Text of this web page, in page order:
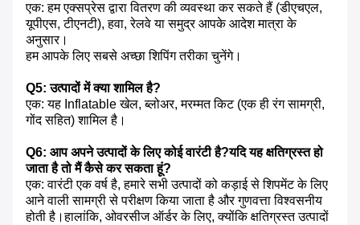
एक: हम एक्सप्रेस द्वारा वितरण की व्यवस्था कर सकते हैं (डीएचएल,
यूपीएस, टीएनटी), हवा, रेलवे या समुद्र आपके आदेश मात्रा के
अनुसार।
हम आपके लिए सबसे अच्छा शिपिंग तरीका चुनेंगे।
Q5: उत्पादों में क्या शामिल है?
एक: यह Inflatable खेल, ब्लोअर, मरम्मत किट (एक ही रंग सामग्री,
गोंद सहित) शामिल है।
Q6: आप अपने उत्पादों के लिए कोई वारंटी है?यदि यह क्षतिग्रस्त हो
जाता है तो मैं कैसे कर सकता हूं?
एक: वारंटी एक वर्ष है, हमारे सभी उत्पादों को कड़ाई से शिपमेंट के लिए
आने वाली सामग्री से परीक्षण किया जाता है और गुणवत्ता विश्वसनीय
होती है।हालांकि, ओवरसीज ऑर्डर के लिए, क्योंकि क्षतिग्रस्त उत्पादों